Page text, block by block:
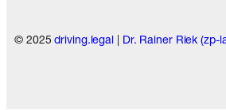
© 2025driving.legal Dr. Rainer Riek (zp-